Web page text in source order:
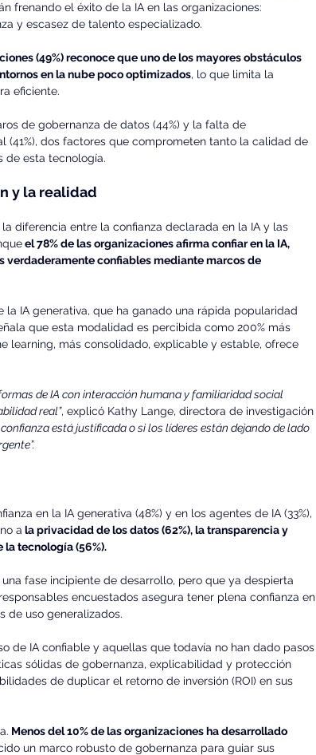
frenando el éxito de la IA en las organizaciones:
y escasez de talento especializado.
(49%) reconoce que uno de los mayores obstáculos
en la nube poco optimizados, lo que limita la
eficiente.
de gobernanza de datos (44%) y la falta de
dos factores que comprometen tanto la calidad de
de esta tecnología.
y la realidad
diferencia entre la confianza declarada en la IA y las
el 78% de las organizaciones afirma confiar en la IA,
verdaderamente confiables mediante marcos de
IA generativa, que ha ganado una rápida popularidad
que esta modalidad es percibida como 200% más
learning, más consolidado, explicable y estable, ofrece
de IA con interacción humana y familiaridad social
real”, explicó Kathy Lange, directora de investigación
confianza está justificada o si los líderes están dejando de lado
en la IA generativa (48%) y en los agentes de IA (33%),
a la privacidad de los datos (62%), la transparencia y
tecnología (56%).
una fase incipiente de desarrollo, pero que ya despierta
encuestados asegura tener plena confianza en
de uso generalizados.
de IA confiable y aquellas que todavía no han dado pasos
sólidas de gobernanza, explicabilidad y protección
de duplicar el retorno de inversión (ROI) en sus
Menos del 10% de las organizaciones ha desarrollado
un marco robusto de gobernanza para guiar sus